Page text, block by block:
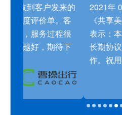
2021年 07 月 16 日，尚
《共享美容研究项目》
表示：本次一期二期内
长期协议，全国涉及调
作。祝用户事业蒸蒸日上